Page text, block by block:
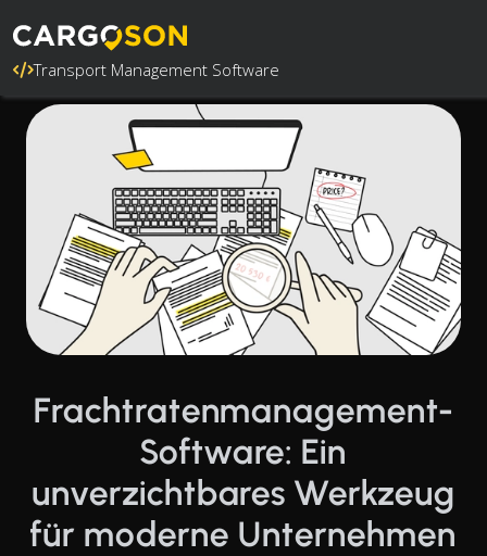
Transport Management Software
Frachtratenmanagement-
Software: Ein
unverzichtbares Werkzeug
für moderne Unternehmen